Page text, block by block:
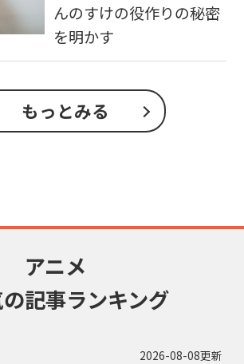
んのすけの役作りの秘密
を明かす
もっとみる
アニメ
記事ランキング
2026-08-08更新